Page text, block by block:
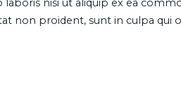
nisi ut aliquip ex ea
non proident, sunt in culpa